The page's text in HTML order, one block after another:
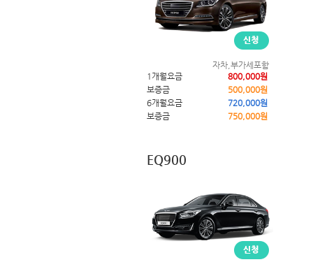
자차,부가세포함
1개월요금
800,000원
보증금
500,000원
6개월요금
720,000원
보증금
750,000원
EQ900